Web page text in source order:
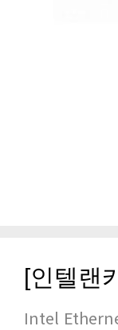
[인텔랜
Intel